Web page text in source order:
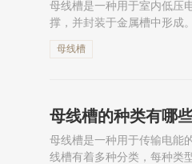
母线槽是一种用于室内低压
撑，并封装于金属槽中形成
母线槽
母线槽的种类有哪
母线槽是一种用于传输电能
线槽有着多种分类，每种类